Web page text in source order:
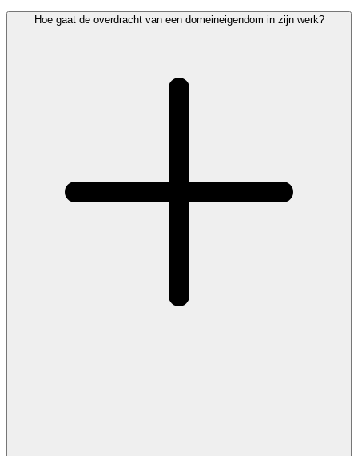
Hoe gaat de overdracht van een domeineigendom in zijn werk?